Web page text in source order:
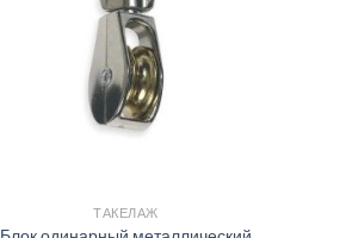
ТАКЕЛАЖ